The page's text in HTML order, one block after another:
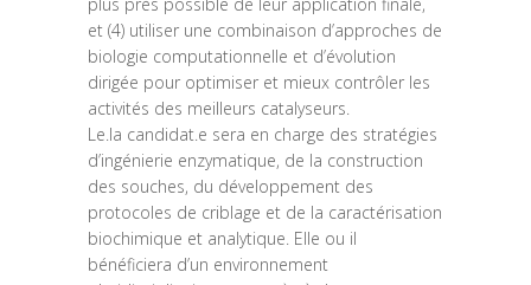
et (4) utiliser une combinaison d’approches de
biologie computationnelle et d’évolution
dirigée pour optimiser et mieux contrôler les
activités des meilleurs catalyseurs.
Le.la candidat.e sera en charge des stratégies
d’ingénierie enzymatique, de la construction
des souches, du développement des
protocoles de criblage et de la caractérisation
biochimique et analytique. Elle ou il
bénéficiera d’un environnement